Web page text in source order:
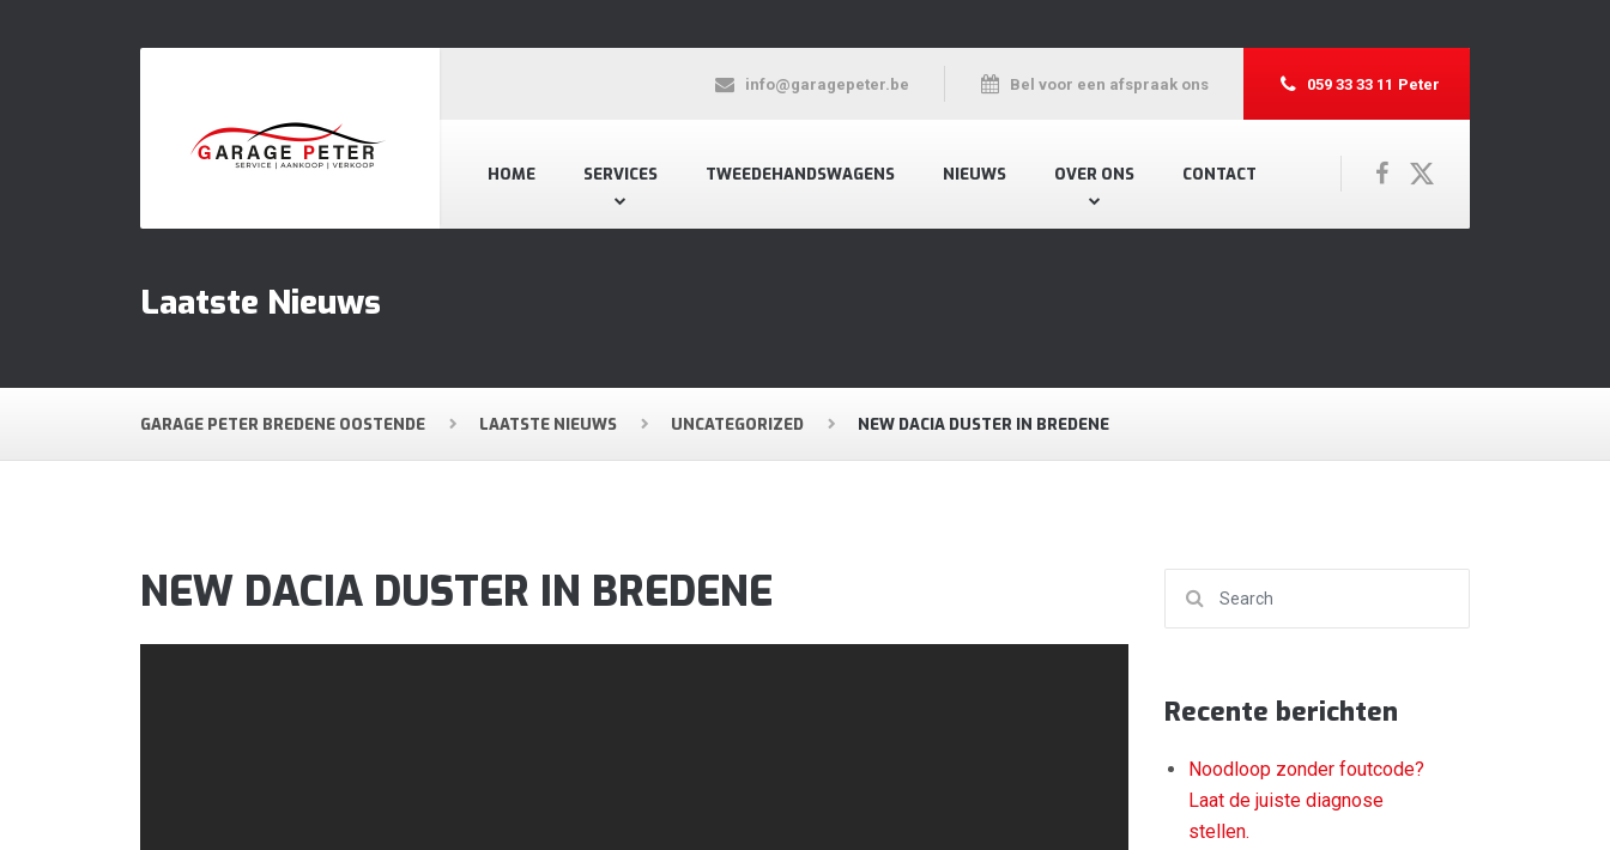
HOME SERVICES TWEEDEHANDSWAGENS NIEUWS OVER ONS CONTACT
info@garagepeter.be Bel voor een afspraak ons 059 33 33 11 Peter
Laatste Nieuws
GARAGE PETER BREDENE OOSTENDE LAATSTE NIEUWS UNCATEGORIZED NEW DACIA DUSTER IN BREDENE
NEW DACIA DUSTER IN BREDENE
Recente berichten
Noodloop zonder foutcode?
Laat de juiste diagnose
stellen.